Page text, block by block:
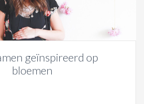
geïnspireerd op
bloemen